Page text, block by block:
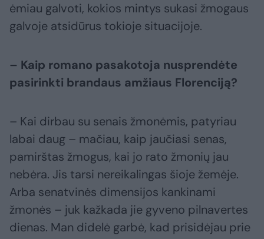
ėmiau galvoti, kokios mintys sukasi žmogaus
galvoje atsidūrus tokioje situacijoje.
– Kaip romano pasakotoja nusprendėte
pasirinkti brandaus amžiaus Florenciją?
– Kai dirbau su senais žmonėmis, patyriau
labai daug – mačiau, kaip jaučiasi senas,
pamirštas žmogus, kai jo rato žmonių jau
nebėra. Jis tarsi nereikalingas šioje žemėje.
Arba senatvinės dimensijos kankinami
žmonės – juk kažkada jie gyveno pilnavertes
dienas. Man didelė garbė, kad prisidėjau prie